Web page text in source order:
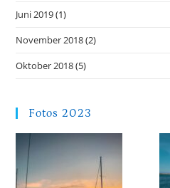
Juni 2019(1)
November 2018(2)
Oktober 2018(5)
Fotos 2023